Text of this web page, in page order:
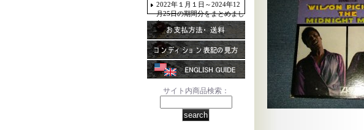
2022年１月１日～2024年12
月25日の期間分をまとめまし
た。
サイト内商品検索：